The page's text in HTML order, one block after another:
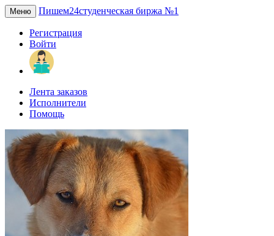
Меню Пишем24студенческая биржа №1
Регистрация
Войти
Лента заказов
Исполнители
Помощь